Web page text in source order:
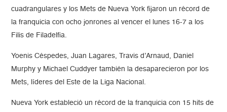
cuadrangulares y los Mets de Nueva York fijaron un récord de
la franquicia con ocho jonrones al vencer el lunes 16-7 a los
Filis de Filadelfia.
Yoenis Céspedes, Juan Lagares, Travis d’Arnaud, Daniel
Murphy y Michael Cuddyer también la desaparecieron por los
Mets, líderes del Este de la Liga Nacional.
Nueva York estableció un récord de la franquicia con 15 hits de